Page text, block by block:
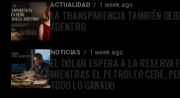
ACTUALIDAD 1 week ago
LA TRANSPARENCIA TAMBIÉN
ADENTRO
NOTICIAS 1 week ago
EL DÓLAR ESPERA A LA RESERVA
MIENTRAS EL PETRÓLEO CEDE,
TODO LO GANADO